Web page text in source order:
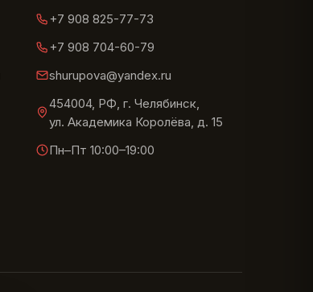
+7 908 825-77-73
+7 908 704-60-79
shurupova@yandex.ru
454004, РФ, г. Челябинск,
ул. Академика Королёва, д. 15
Пн–Пт 10:00–19:00